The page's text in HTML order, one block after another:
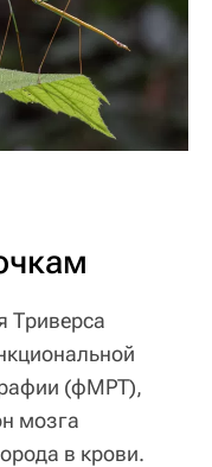
Триверса
(фМРТ),
мозга
в крови.